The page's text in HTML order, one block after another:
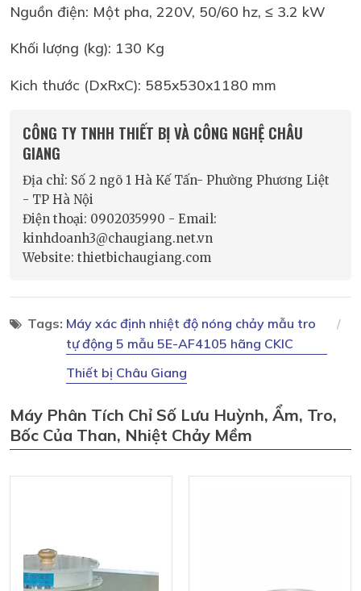
Nguồn điện: Một pha, 220V, 50/60 hz, ≤ 3.2 kW
Khối lượng (kg): 130 Kg
Kich thước (DxRxC): 585x530x1180 mm
CÔNG TY TNHH THIẾT BỊ VÀ CÔNG NGHỆ CHÂU
GIANG
Địa chỉ: Số 2 ngõ 1 Hà Kế Tấn- Phường Phương Liệt
- TP Hà Nội
Điện thoại: 0902035990 - Email:
kinhdoanh3@chaugiang.net.vn
Website: thietbichaugiang.com
Tags: Máy xác định nhiệt độ nóng chảy mẫu tro
tự động 5 mẫu 5E-AF4105 hãng CKIC
Thiết bị Châu Giang
Máy Phân Tích Chỉ Số Lưu Huỳnh, Ẩm, Tro,
Bốc Của Than, Nhiệt Chảy Mềm